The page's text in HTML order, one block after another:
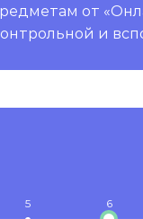
от
и
5 6